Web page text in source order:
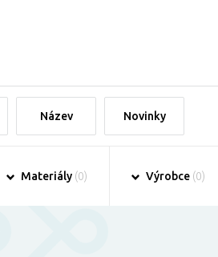
Název Novinky
Materiály (0) Výrobce (0)